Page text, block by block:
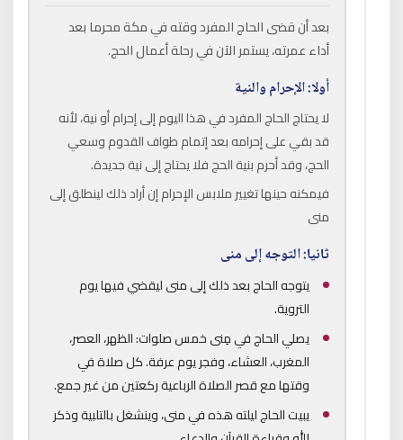
بعد أن قضى الحاج المفرد وقته في مكة محرما بعد
أداء عمرته، يستمر الآن في رحلة أعمال الحج.
أولا: الإحرام والنية
لا يحتاج الحاج المفرد في هذا اليوم إلى إحرام أو نية، لأنه
قد بقي على إحرامه بعد إتمام طواف القدوم وسعي
الحج، وقد أحرم بنية الحج فلا يحتاج إلى نية جديدة.
فيمكنه حينها تغيير ملابس الإحرام إن أراد ذلك لينطلق إلى
منى
ثانيا: التوجه إلى منى
يتوجه الحاج بعد ذلك إلى منى ليقضي فيها يوم
التروية.
يصلي الحاج في مِنى خمس صلوات: الظهر، العصر،
المغرب، العشاء، وفجر يوم عرفة. كل صلاة في
وقتها مع قصر الصلاة الرباعية ركعتين من غير جمع.
يبيت الحاج ليلته هذه في منى، وينشغل بالتلبية وذكر